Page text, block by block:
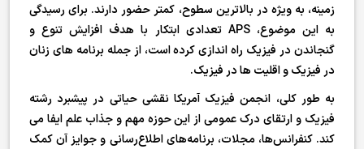
زمینه، به ویژه در بالاترین سطوح، کمتر حضور دارند. برای رسیدگی
به این موضوع، APS تعدادی ابتکار با هدف افزایش تنوع و
گنجاندن در فیزیک راه اندازی کرده است، از جمله برنامه های زنان
در فیزیک و اقلیت ها در فیزیک.
به طور کلی، انجمن فیزیک آمریکا نقشی حیاتی در پیشبرد رشته
فیزیک و ارتقای درک عمومی از این حوزه مهم و جذاب علم ایفا می
کند. کنفرانس‌ها، مجلات، برنامه‌های اطلاع‌رسانی و جوایز آن کمک